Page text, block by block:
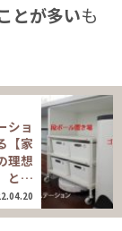
とが多いも
ショ
【家
理想
と…